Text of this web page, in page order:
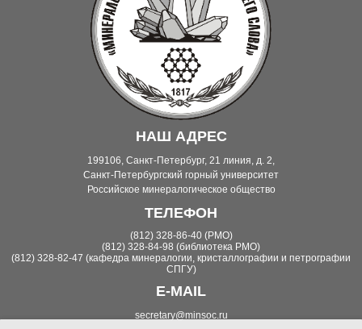
НАШ АДРЕС
199106, Санкт-Петербург, 21 линия, д. 2,
Санкт-Петербургский горный университет
Российское минералогическое общество
ТЕЛЕФОН
(812) 328-86-40 (РМО)
(812) 328-84-98 (библиотека РМО)
(812) 328-82-47 (кафедра минералогии, кристаллографии и петрографии
СПГУ)
E-MAIL
secretary@minsoc.ru